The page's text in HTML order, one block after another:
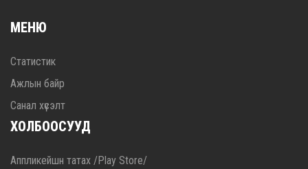
МЕНЮ
Статистик
Ажлын байр
Санал хүсэлт
ХОЛБООСУУД
Аппликейшн татах /Play Store/